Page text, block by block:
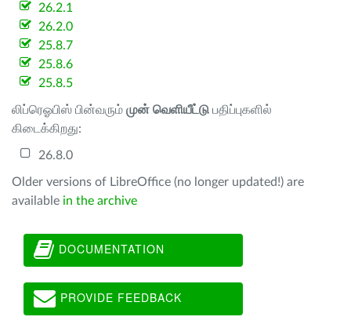
26.2.1
26.2.0
25.8.7
25.8.6
25.8.5
லிப்ரெஓபிஸ் பின்வரும் முன் வெளியீட்டு பதிப்புகளில்
கிடைக்கிறது:
26.8.0
Older versions of LibreOffice (no longer updated!) are
available in the archive
DOCUMENTATION
PROVIDE FEEDBACK